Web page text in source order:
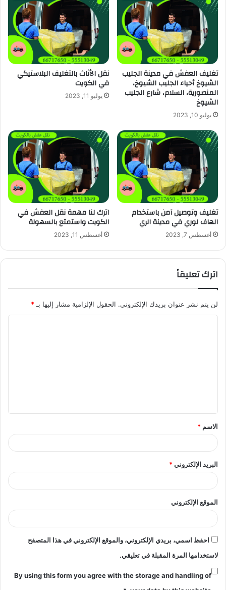
تغليف العفش في مدينة الجليب
الشيوخ أحياء الجليب الشيوخ،
المنصورية، السلام، شارع الجليب
الشيوخ
يوليو 10, 2023
نقل الأثاث بالتغليف البلاستيكي
في الكويت
يوليو 11, 2023
تغليف وتوصيل آمن باستخدام
الهاف لوري في مدينة الري
أغسطس 7, 2023
اترك لنا مهمة نقل العفش في
الكويت واستمتع بالسهولة
أغسطس 11, 2023
اترك تعليقاً
لن يتم نشر عنوان بريدك الإلكتروني. الحقول الإلزامية مشار إليها بـ*
ق
*
الاسم *
البريد الإلكتروني*
الموقع الإلكتروني
احفظ اسمي، بريدي الإلكتروني، والموقع الإلكتروني في هذا المتصفح
لاستخدامها المرة المقبلة في تعليقي.
By using this form you agree with the storage and handling of